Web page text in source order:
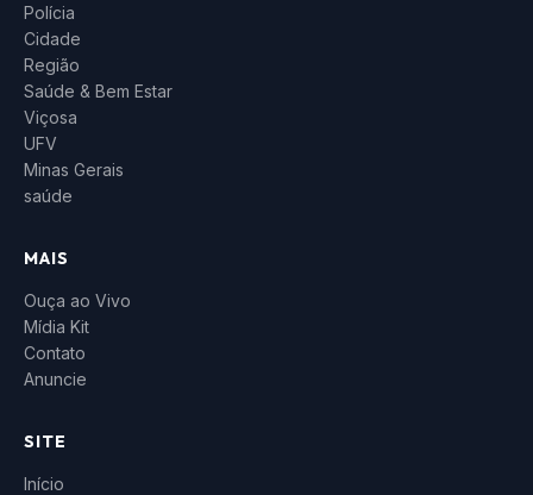
Polícia
Cidade
Região
Saúde & Bem Estar
Viçosa
UFV
Minas Gerais
saúde
MAIS
Ouça ao Vivo
Mídia Kit
Contato
Anuncie
SITE
Início